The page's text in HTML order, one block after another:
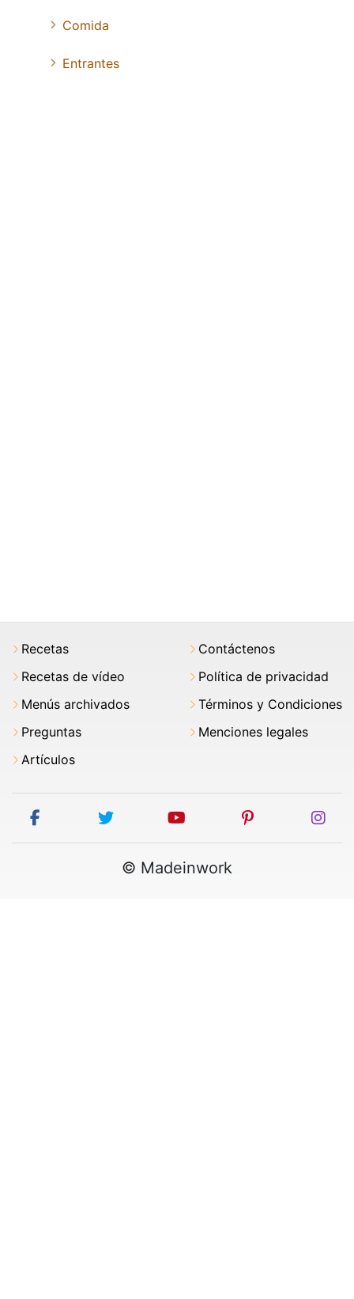
Comida
Entrantes
Recetas
Recetas de vídeo
Menús archivados
Preguntas
Artículos
Contáctenos
Política de privacidad
Términos y Condiciones
Menciones legales
facebook twitter youtube pinterest
© Madeinwork